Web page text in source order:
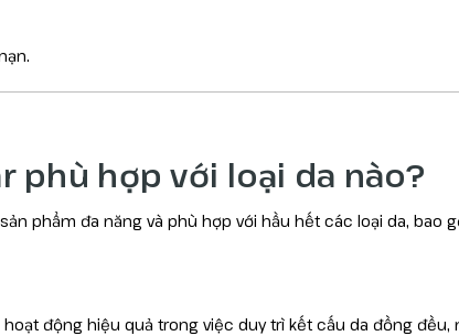
phù hợp với loại da nào?
phẩm đa năng và phù hợp với hầu hết các loại da, bao
hoạt động hiệu quả trong việc duy trì kết cấu da đồng